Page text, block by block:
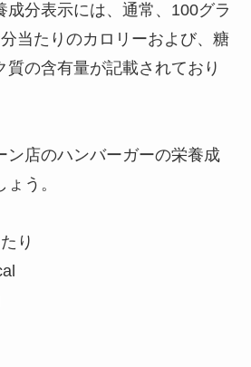
成分表示には、通常、100グラ
当たりのカロリーおよび、糖
質の含有量が記載されており
ン店のハンバーガーの栄養成
う。
り